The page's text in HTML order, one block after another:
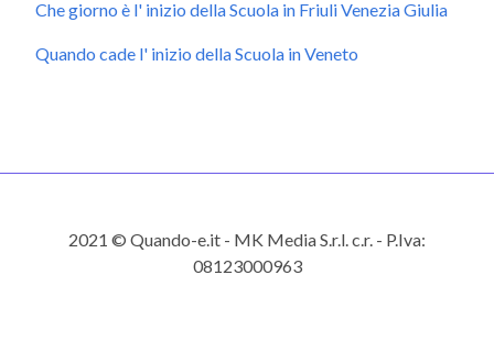
Che giorno è l' inizio della Scuola in Friuli Venezia Giulia
Quando cade l' inizio della Scuola in Veneto
2021 © Quando-e.it - MK Media S.r.l. c.r. - P.Iva:
08123000963